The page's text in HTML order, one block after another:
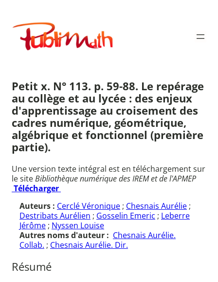
contenu
Publimath
Petit x. N° 113. p. 59-88. Le repérage
au collège et au lycée : des enjeux
d'apprentissage au croisement des
cadres numérique, géométrique,
algébrique et fonctionnel (première
partie).
Une version texte intégral est en téléchargement sur
le siteBibliothèque numérique des IREM et de l'APMEP
Télécharger
Auteurs : Cerclé Véronique ; Chesnais Aurélie ;
Destribats Aurélien ; Gosselin Emeric ; Leberre
Jérôme ; Nyssen Louise
Autres noms d'auteur : Chesnais Aurélie.
Collab. ; Chesnais Aurélie. Dir.
Résumé